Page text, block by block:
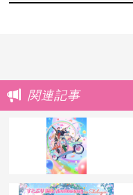
関連記事